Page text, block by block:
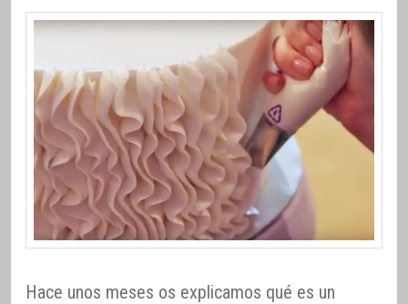
Hace unos meses os explicamos qué es un